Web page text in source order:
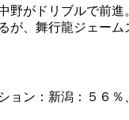
野がドリブルで前進
が、舞行龍ジェーム
ョン：新潟：５６％